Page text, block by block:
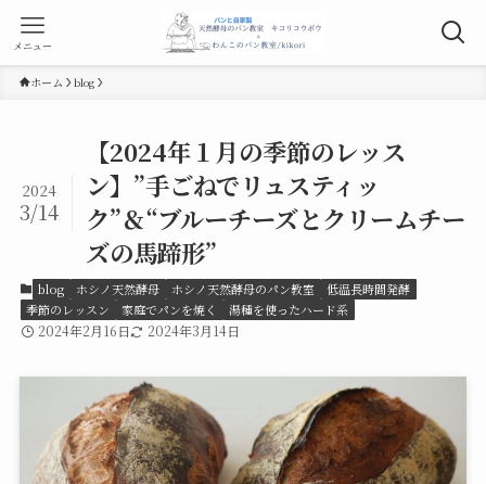
メニュー
ホーム blog
【2024年１月の季節のレッス
ン】”手ごねでリュスティッ
ク”＆“ブルーチーズとクリームチー
ズの馬蹄形”
2024
3/14
blog ホシノ天然酵母 ホシノ天然酵母のパン教室
低温長時間発酵
季節のレッスン
家庭でパンを焼く 湯種を使ったハード系
2024年2月16日 2024年3月14日